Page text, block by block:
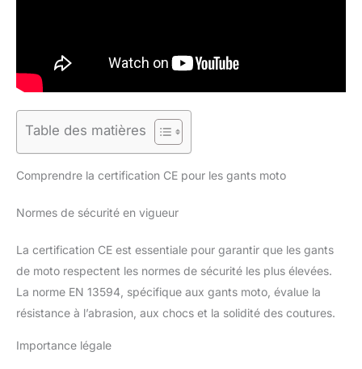
Table des matières
Comprendre la certification CE pour les gants moto
Normes de sécurité en vigueur
La certification CE est essentiale pour garantir que les gants
de moto respectent les normes de sécurité les plus élevées.
La norme EN 13594, spécifique aux gants moto, évalue la
résistance à l’abrasion, aux chocs et la solidité des coutures.
Importance légale